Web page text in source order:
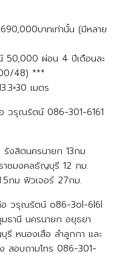
บาทเท่านั้น (มีหลาย
50,000 ผ่อน 4 ปีเดือนละ
48) ***
เมตร
วรุณรัตน์ 086-301-6161
งสิตนครนายก 13กม
ชมงคลธัญบุรี 12 กม.
กม ฟิวเจอร์ 27กม.
วรุณรัตน์ o86-3ol-6l6l
ธานี นครนายก อยุธยา
หนองเสือ ลำลูกกา และ
สอบถามโทร 086-301-